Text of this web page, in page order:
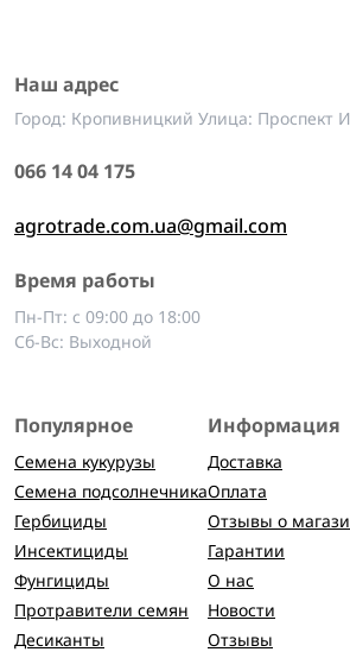
Наш адрес
Город: Кропивницкий Улица: Проспект
066 14 04 175
agrotrade.com.ua@gmail.com
Время работы
Пн-Пт: с 09:00 до 18:00
Сб-Вс: Выходной
Популярное
Семена кукурузы
Семена подсолнечника
Гербициды
Инсектициды
Фунгициды
Протравители семян
Десиканты
Информация
Доставка
Оплата
Отзывы о
Гарантии
О нас
Новости
Отзывы